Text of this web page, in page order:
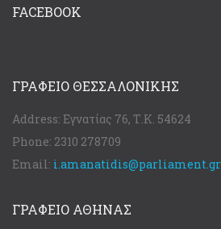
FACEBOOK
ΓΡΑΦΕΊΟ ΘΕΣΣΑΛΟΝΊΚΗΣ
Address: Εγνατίας 76, Τ.Κ. 54624
Phone: 2310 278709
Email: i.amanatidis@parliament.gr
ΓΡΑΦΕΊΟ ΑΘΉΝΑΣ